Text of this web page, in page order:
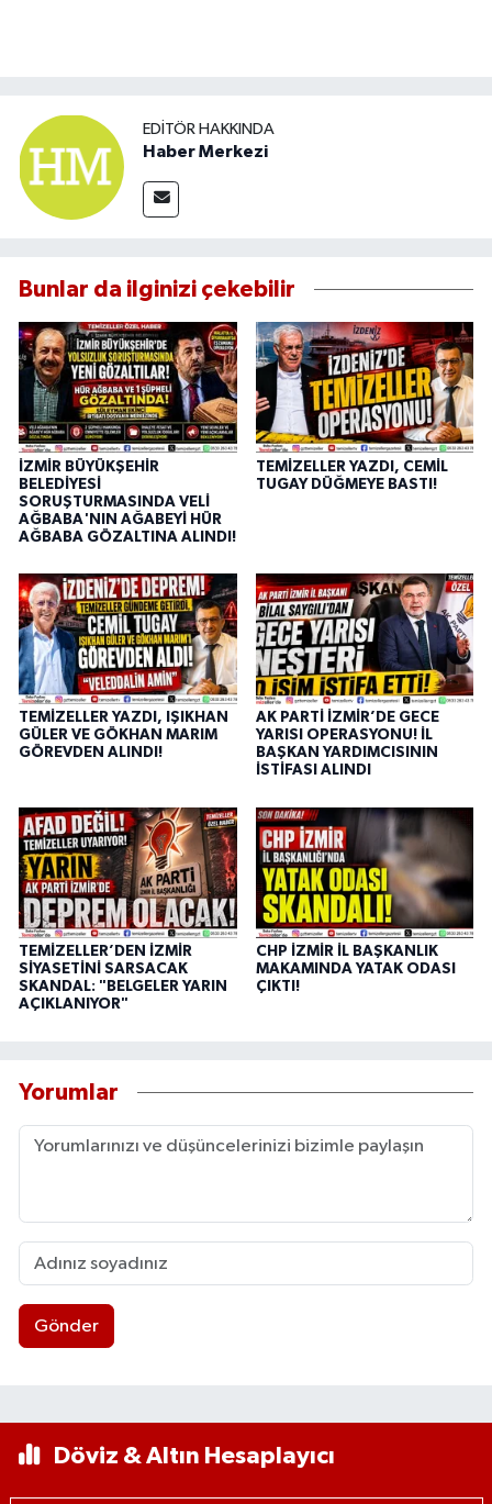
EDITÖR HAKKINDA
Haber Merkezi
Bunlar da ilginizi çekebilir
İZMİR BÜYÜKŞEHİR
BELEDİYESİ
SORUŞTURMASINDA VELİ
AĞBABA'NIN AĞABEYİ HÜR
AĞBABA GÖZALTINA ALINDI!
TEMİZELLER YAZDI, CEMİL
TUGAY DÜĞMEYE BASTI!
TEMİZELLER YAZDI, IŞIKHAN
GÜLER VE GÖKHAN MARIM
GÖREVDEN ALINDI!
AK PARTİ İZMİR’DE GECE
YARISI OPERASYONU! İL
BAŞKAN YARDIMCISININ
İSTİFASI ALINDI
TEMİZELLER’DEN İZMİR
SİYASETİNİ SARSACAK
SKANDAL: "BELGELER YARIN
AÇIKLANIYOR"
CHP İZMİR İL BAŞKANLIK
MAKAMINDA YATAK ODASI
ÇIKTI!
Yorumlar
Gönder
Döviz & Altın Hesaplayıcı